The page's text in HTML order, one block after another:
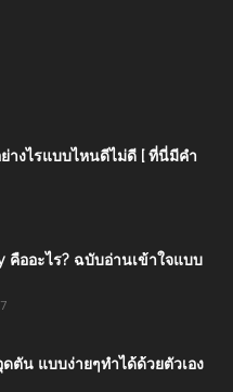
ย่างไรแบบไหนดีไม่ดี [ ที่นี่มีคำ
คืออะไร? ฉบับอ่านเข้าใจแบบ
ตัน แบบง่ายๆทำได้ด้วยตัวเอง